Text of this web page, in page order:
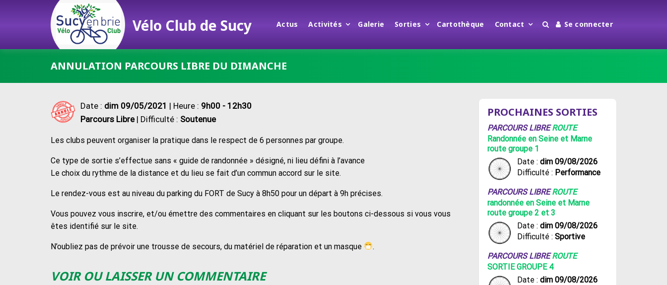
Vélo Club de Sucy Actus Activités Galerie Sorties Cartothèque Contact Se connecter
ANNULATION PARCOURS LIBRE DU DIMANCHE
Date : dim 09/05/2021 | Heure : 9h00 - 12h30
Parcours Libre| Difficulté : Soutenue
Les clubs peuvent organiser la pratique dans le respect de 6 personnes par groupe.
Ce type de sortie s’effectue sans « guide de randonnée » désigné, ni lieu défini à l’avance
Le choix du rythme de la distance et du lieu se fait d’un commun accord sur le site.
Le rendez-vous est au niveau du parking du FORT de Sucy à 8h50 pour un départ à 9h précises.
Vous pouvez vous inscrire, et/ou émettre des commentaires en cliquant sur les boutons ci-dessous si vous vous
êtes identifié sur le site.
N’oubliez pas de prévoir une trousse de secours, du matériel de réparation et un masque .
VOIR OU LAISSER UN COMMENTAIRE
PROCHAINES SORTIES
PARCOURS LIBREROUTE
Randonnée en Seine et Marne
route groupe 1
Date : dim 09/08/2026
Difficulté : Performance
PARCOURS LIBREROUTE
randonnée en Seine et Marne
route groupe 2 et 3
Date : dim 09/08/2026
Difficulté : Sportive
PARCOURS LIBREROUTE
SORTIE GROUPE 4
Date : dim 09/08/2026